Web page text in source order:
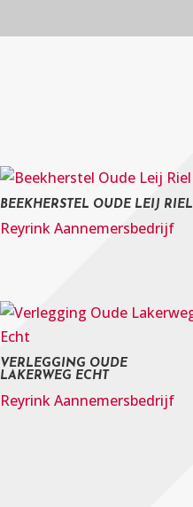
BEEKHERSTEL OUDE LEIJ RIEL
Reyrink Aannemersbedrijf
VERLEGGING OUDE
LAKERWEG ECHT
Reyrink Aannemersbedrijf